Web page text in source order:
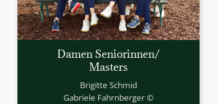
Damen Seniorinnen/
Masters
Brigitte Schmid
Gabriele Fahrnberger ©